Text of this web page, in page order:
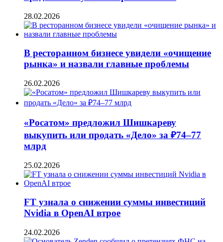
28.02.2026
В ресторанном бизнесе увидели «очищение
рынка» и назвали главные проблемы
26.02.2026
«Росатом» предложил Шишкареву
выкупить или продать «Дело» за ₽74–77
млрд
25.02.2026
FT узнала о снижении суммы инвестиций
Nvidia в OpenAI втрое
24.02.2026